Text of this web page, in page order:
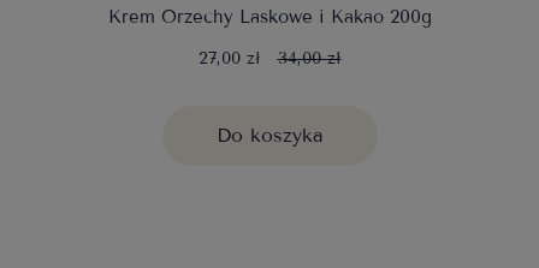
Krem Orzechy Laskowe i Kakao 200g
27,00 zł 34,00 zł
Do koszyka